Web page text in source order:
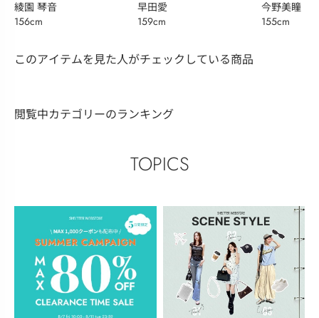
綾園 琴音
156cm
早田愛
159cm
今野美瞳
155cm
このアイテムを見た人がチェックしている商品
閲覧中カテゴリーのランキング
TOPICS